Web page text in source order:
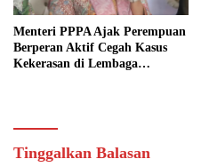
Menteri PPPA Ajak Perempuan
Berperan Aktif Cegah Kasus
Kekerasan di Lembaga
Tinggalkan Balasan